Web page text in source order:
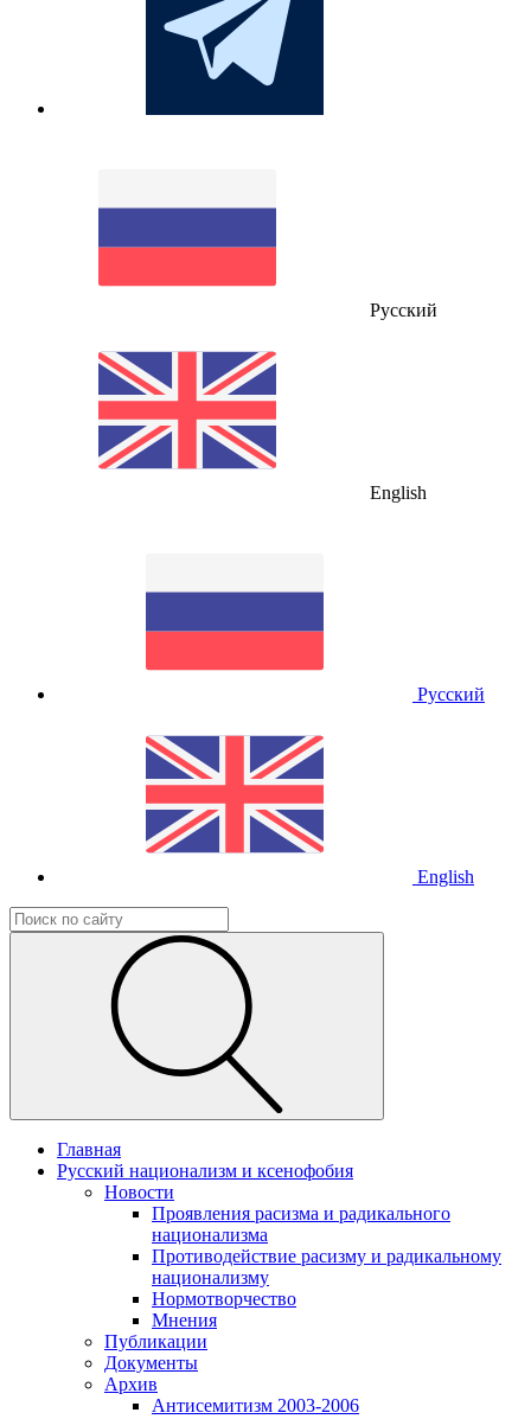
Русский
English
Русский
English
Главная
Русский национализм и ксенофобия
Новости
Проявления расизма и радикального
национализма
Противодействие расизму и радикальному
национализму
Нормотворчество
Мнения
Публикации
Документы
Архив
Антисемитизм 2003-2006